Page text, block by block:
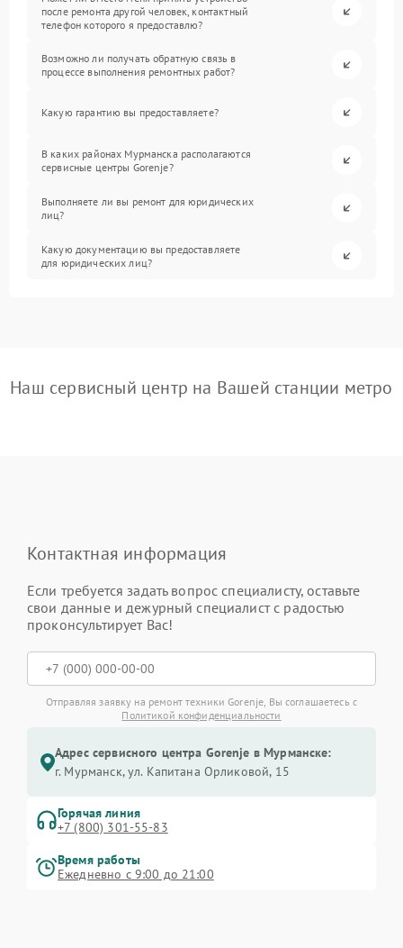
после ремонта другой человек, контактный
телефон которого я предоставлю?
Возможно ли получать обратную связь в
процессе выполнения ремонтных работ?
Какую гарантию вы предоставляете?
В каких районах Мурманска располагаются
сервисные центры Gorenje?
Выполняете ли вы ремонт для юридических
лиц?
Какую документацию вы предоставляете
для юридических лиц?
Наш сервисный центр на Вашей станции метро
Контактная информация
Если требуется задать вопрос специалисту, оставьте
свои данные и дежурный специалист с радостью
проконсультирует Вас!
Отправляя заявку на ремонт техники Gorenje, Вы соглашаетесь с
Политикой конфиденциальности
Адрес сервисного центра Gorenje в Мурманске:
г. Мурманск, ул. Капитана Орликовой, 15
Горячая линия
+7 (800) 301-55-83
Время работы
Ежедневно с 9:00 до 21:00